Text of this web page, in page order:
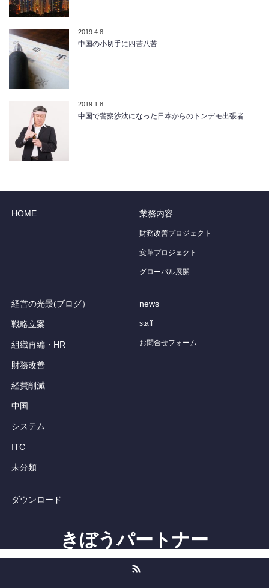
2019.4.8
中国の小切手に四苦八苦
2019.1.8
中国で警察沙汰になった日本からのトンデモ出張者
HOME 業務内容
財務改善プロジェクト
変革プロジェクト
グローバル展開
経営の光景(ブログ）
戦略立案
組織再編・HR
財務改善
経費削減
中国
システム
ITC
未分類
news
staff
お問合せフォーム
ダウンロード
きぼうパートナー